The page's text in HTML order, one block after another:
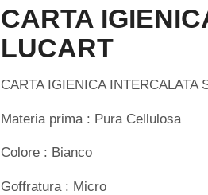
CARTA
LUCART
CARTA IGIENICA INTERCALATA
Materia prima : Pura Cellulosa
Colore : Bianco
Goffratura : Micro